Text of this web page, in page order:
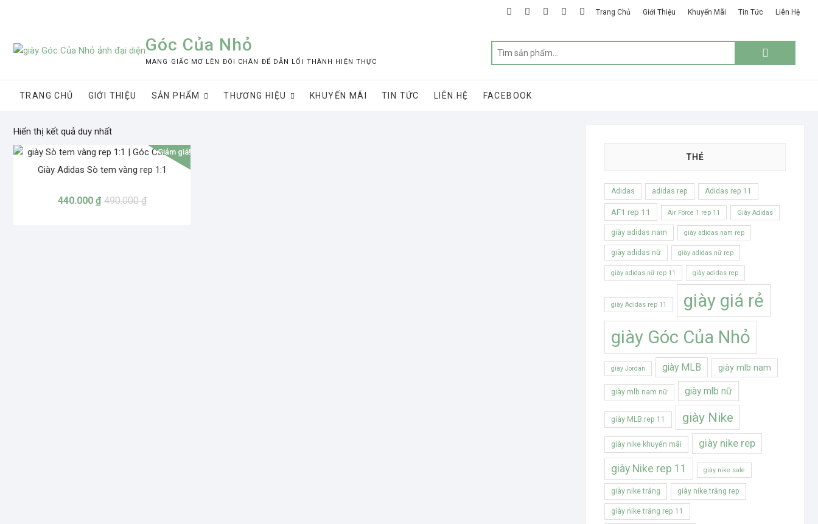
facebook
twittergoogleinstagram
linkedin
Trang Chủ Giới Thiệu Khuyến Mãi Tin Tức Liên Hệ
Góc Của Nhỏ
MANG GIẤC MƠ LÊN ĐÔI CHÂN ĐỂ DẪN LỐI THÀNH HIỆN THỰC
TRANG CHỦ GIỚI THIỆU SẢN PHẨM THƯƠNG HIỆU KHUYẾN MÃI TIN TỨC LIÊN HỆ FACEBOOK
Hiển thị kết quả duy nhất
Giảm giá!
Giày Adidas Sò tem vàng rep 1:1
490.000₫
440.000 ₫
THẺ
Adidas adidas rep Adidas rep 11
AF1 rep 11 Air Force 1 rep 11 Giày Adidas
giày adidas nam giày adidas nam rep
giày adidas nữ giày adidas nữ rep
giày adidas nữ rep 11 giày adidas rep
giày Adidas rep 11
giày giá rẻ
giày Góc Của Nhỏ
giày Jordan giày MLB giày mlb nam
giày mlb nam nữ giày mlb nữ
giày MLB rep 11 giày Nike
giày nike khuyến mãi giày nike rep
giày Nike rep 11 giày nike sale
giày nike trắng giày nike trắng rep
giày nike trắng rep 11